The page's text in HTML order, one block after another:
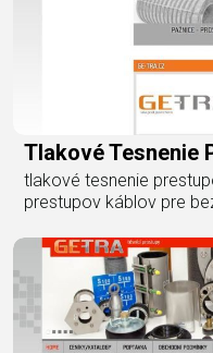
Tlakové Tesnenie
tlakové tesnenie
prestupov káblov pre